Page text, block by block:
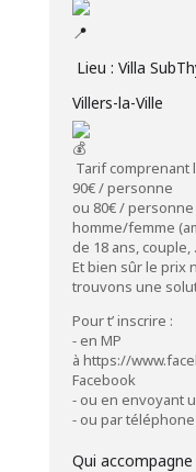
Lieu : Villa
Villers-la-Ville
Tarif comprenant
90€ / personne
ou 80€ /
homme/femme
de 18 ans, couple,
Et bien sûr le prix
trouvons une
Pour t’ inscrire :
⁃ en MP
à https://
Facebook
⁃ ou en envoyant
⁃ ou par
Qui